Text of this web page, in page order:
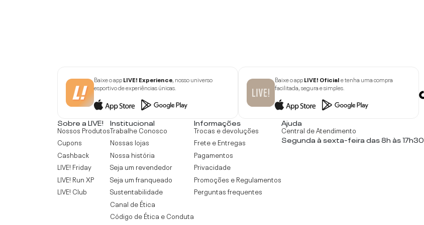
Baixe o appLIVE! Experience, nosso universo
esportivo de experiências únicas.
Baixe o appLIVE! Oficiale tenha uma compra
facilitada, segura e simples.
Sobre a LIVE!
Nossos Produtos
Cupons
Cashback
LIVE! Friday
LIVE! Run XP
LIVE! Club
Institucional
Trabalhe Conosco
Nossas lojas
Nossa história
Seja um revendedor
Seja um franqueado
Sustentabilidade
Canal de Ética
Código de Ética e Conduta
Informações
Trocas e devoluções
Frete e Entregas
Pagamentos
Privacidade
Promoções e Regulamentos
Perguntas frequentes
Ajuda
Central de Atendimento
Segunda à sexta-feira das 8h às 17h30